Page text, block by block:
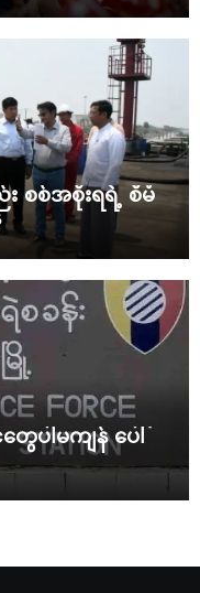
စစ်အစိုးရရဲ့ စီမံ
ေပါမကျန် ပေါ်